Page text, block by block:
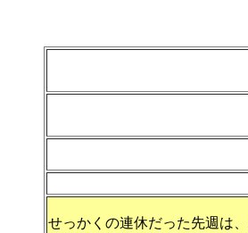
せっかくの連休だった先週は